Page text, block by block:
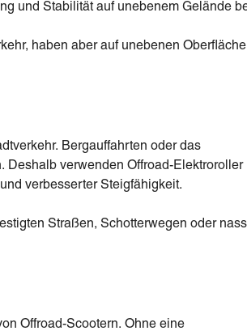
und Stabilität auf unebenem Gelände
haben aber auf unebenen
Bergauffahrten oder das
Deshalb verwenden Offroad-Elektroroller
verbesserter Steigfähigkeit.
Straßen, Schotterwegen oder
Offroad-Scootern. Ohne eine